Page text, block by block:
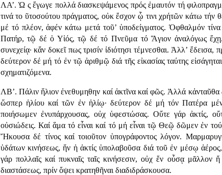
ΛΑ’. Ὡ ς ἔγωγε πολλά διασκεψάμενος πρός ἐμαυτόν τή
τινά το ῦτοσούτου πράγματος, οὐκ ἔσχον ᾧ τινι χρήτῶν κάτω τήν
μέ τό πλέον, ἀφέν κάτω μετά τοῦ’ ὑποδείγματος. Ὀφθαλμόν
Πατήρ, τῷ δέ ὁ Υἱός, τῷ δέ τό Πνεῦμα τό Ἅγιον ἀναλόγως
συνεχείᾳ· κἄν δοκεῖ πως τρισίν ἰδιότησι τέμνεσθαι. Ἀλλ’
δεύτερον δέ μή τό ἐν τῷ ἀριθμῷ διά τῆς εἰκασίας ταύτης
σχηματιζόμενα.
ΛΒ’. Πάλιν ἥλιον ἐνεθυμηθην καί ἀκτῖνα καί φῶς. Ἀλλά
ὥσπερ ἡλίου καί τῶν ἐν ἡλίῳ· δεύτερον δέ μή τόν Πατέρα
ποιήσωμεν ἐνυπάρχουσας, οὐχ ὑφεστώσας. Οὔτε γάρ ἀκτίς,
οὐσιώδεις. Καί ἅμα τό εἶναι καί τό μή εἶναι τῷ Θεῷ δῶμεν ἐν
Ἤκουσα δέ τίνος καί τοιοῦτον ὑπογράφοντος λόγον.
ὑδάτων κινήσεως, ἥν ἡ ἀκτίς ὑπολαβοῦσα διά τοῦ ἐν μέσῳ
γάρ πολλαῖς καί πυκναῖς ταῖς κινήσεσιν, οὐχ ἕν οὖσᾳ
διαστάσεως, πρίν ὄψει κρατηθῆναι διαδιδράσκουσα.